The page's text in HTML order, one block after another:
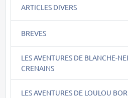
ARTICLES DIVERS
BREVES
LES AVENTURES DE BLANCHE-
CRENAINS
LES AVENTURES DE LOULOU